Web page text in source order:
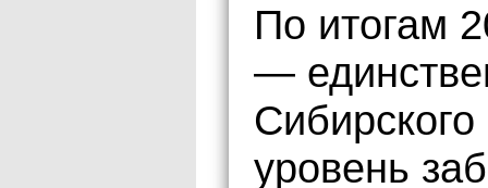
По итогам
—
уровень